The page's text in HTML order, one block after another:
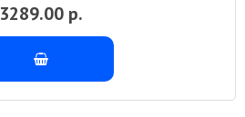
3289.00 р.